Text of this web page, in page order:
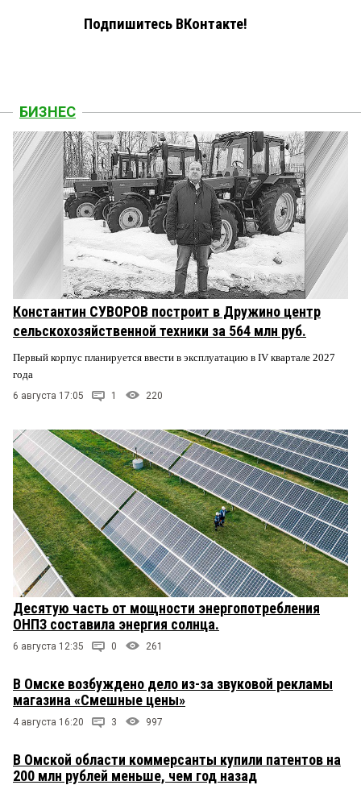
Подпишитесь ВКонтакте!
БИЗНЕС
Константин СУВОРОВ построит в Дружино центр
сельскохозяйственной техники за 564 млн руб.
Первый корпус планируется ввести в эксплуатацию в IV квартале 2027
года
6 августа 17:05 1 220
Десятую часть от мощности энергопотребления
ОНПЗ составила энергия солнца.
6 августа 12:35 0 261
В Омске возбуждено дело из-за звуковой рекламы
магазина «Смешные цены»
4 августа 16:20 3 997
В Омской области коммерсанты купили патентов на
200 млн рублей меньше, чем год назад